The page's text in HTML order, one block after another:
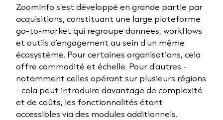
ZoomInfo s’est développé en grande partie par
acquisitions, constituant une large plateforme
go-to-market qui regroupe données, workflows
et outils d’engagement au sein d’un même
écosystème. Pour certaines organisations, cela
offre commodité et échelle. Pour d’autres -
notamment celles opérant sur plusieurs régions
- cela peut introduire davantage de complexité
et de coûts, les fonctionnalités étant
accessibles via des modules additionnels.